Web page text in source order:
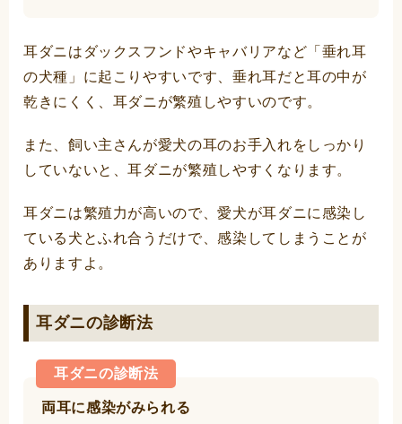
耳ダニはダックスフンドやキャバリアなど「垂れ耳
の犬種」に起こりやすいです、垂れ耳だと耳の中が
乾きにくく、耳ダニが繁殖しやすいのです。
また、飼い主さんが愛犬の耳のお手入れをしっかり
していないと、耳ダニが繁殖しやすくなります。
耳ダニは繁殖力が高いので、愛犬が耳ダニに感染し
ている犬とふれ合うだけで、感染してしまうことが
ありますよ。
耳ダニの診断法
耳ダニの診断法
両耳に感染がみられる